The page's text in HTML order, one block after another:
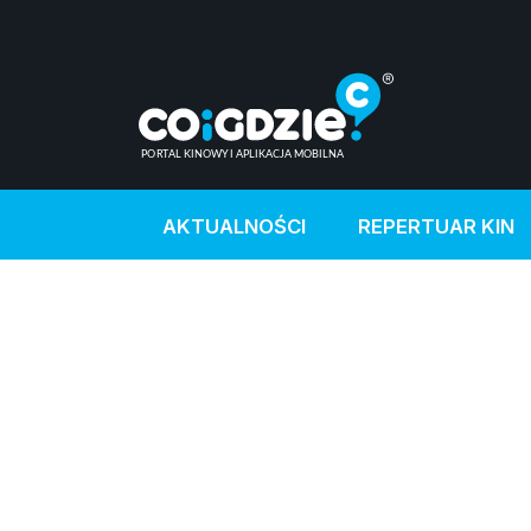
AKTUALNOŚCI REPERTUAR KIN